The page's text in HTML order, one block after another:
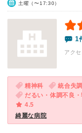
土曜（〜17:30）
1
アク
精神科
統合失
4.5
綺麗な病院